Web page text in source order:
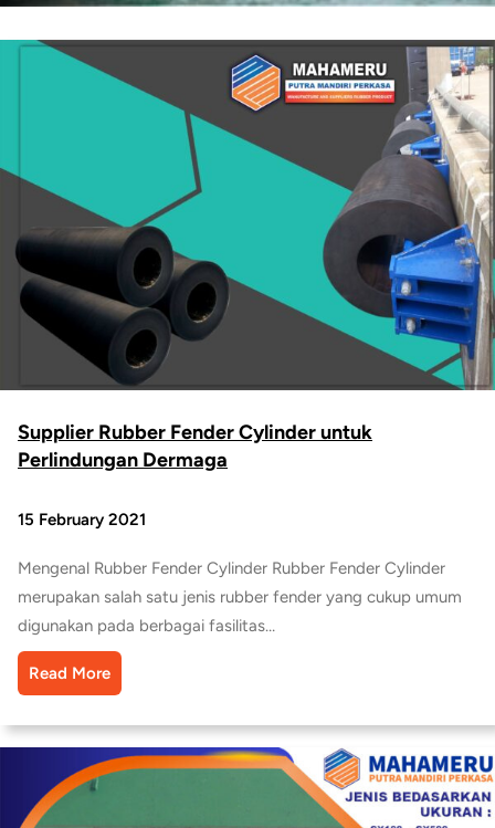
Supplier Rubber Fender Cylinder untuk
Perlindungan Dermaga
15 February 2021
Mengenal Rubber Fender Cylinder Rubber Fender Cylinder
merupakan salah satu jenis rubber fender yang cukup umum
digunakan pada berbagai fasilitas…
Read More